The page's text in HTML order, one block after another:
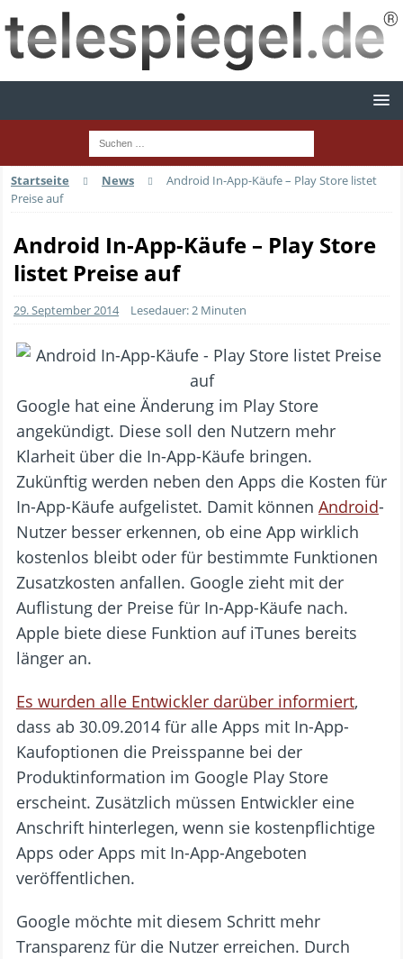
Startseite News
Android In-App-Käufe – Play Store listet
Preise auf
Android In-App-Käufe – Play Store
listet Preise auf
29. September 2014 Lesedauer: 2 Minuten
Google hat eine Änderung im Play Store
angekündigt. Diese soll den Nutzern mehr
Klarheit über die In-App-Käufe bringen.
Zukünftig werden neben den Apps die Kosten für
In-App-Käufe aufgelistet. Damit können Android-
Nutzer besser erkennen, ob eine App wirklich
kostenlos bleibt oder für bestimmte Funktionen
Zusatzkosten anfallen. Google zieht mit der
Auflistung der Preise für In-App-Käufe nach.
Apple biete diese Funktion auf iTunes bereits
länger an.
Es wurden alle Entwickler darüber informiert,
dass ab 30.09.2014 für alle Apps mit In-App-
Kaufoptionen die Preisspanne bei der
Produktinformation im Google Play Store
erscheint. Zusätzlich müssen Entwickler eine
Anschrift hinterlegen, wenn sie kostenpflichtige
Apps oder Apps mit In-App-Angeboten
veröffentlichen.
Google möchte mit diesem Schritt mehr
Transparenz für die Nutzer erreichen. Durch